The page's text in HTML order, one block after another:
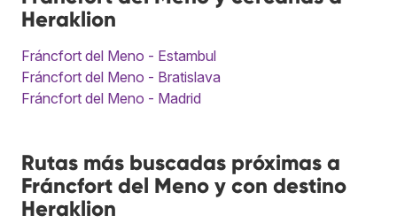
Heraklion
Fráncfort del Meno - Estambul
Fráncfort del Meno - Bratislava
Fráncfort del Meno - Madrid
Rutas más buscadas próximas a
Fráncfort del Meno y con destino
Heraklion